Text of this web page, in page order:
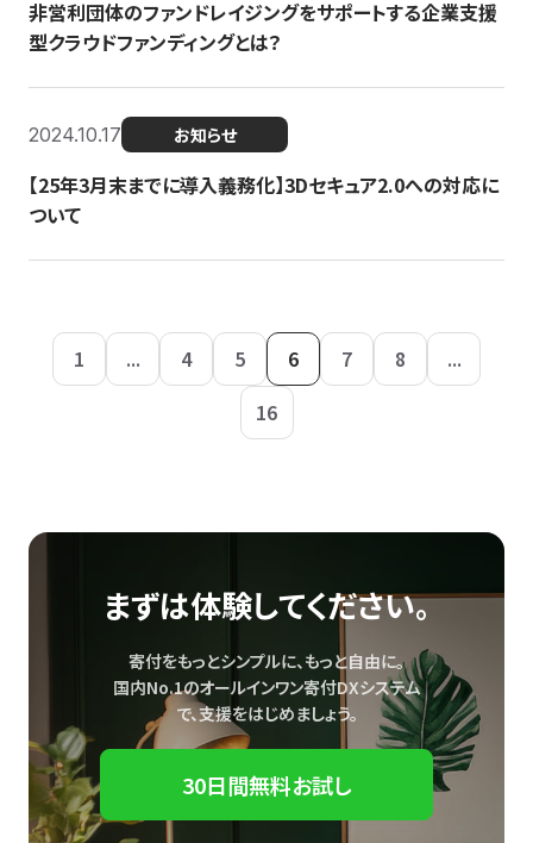
非営利団体のファンドレイジングをサポートする企業支援
型クラウドファンディングとは？
2024.10.17 お知らせ
【25年3月末までに導入義務化】3Dセキュア2.0への対応に
ついて
1 ... 4 5 6 7 8
...
16
まずは体験してください。
寄付をもっとシンプルに、もっと自由に。
国内No.1のオールインワン寄付DXシステム
で、支援をはじめましょう。
30日間無料お試し